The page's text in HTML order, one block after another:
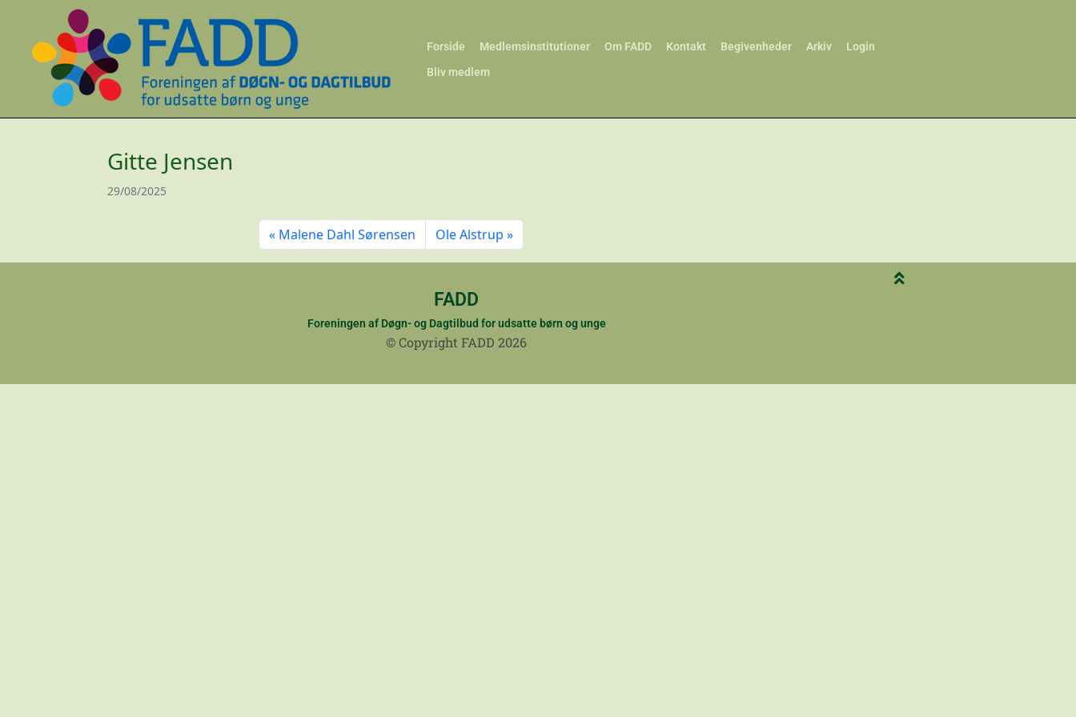
Forside Medlemsinstitutioner Om FADD Kontakt Begivenheder Arkiv
Login
Bliv medlem
Gitte Jensen
29/08/2025
Malene Dahl Sørensen Ole Alstrup
FADD
Foreningen af Døgn- og Dagtilbud for udsatte børn og unge
© Copyright FADD 2026